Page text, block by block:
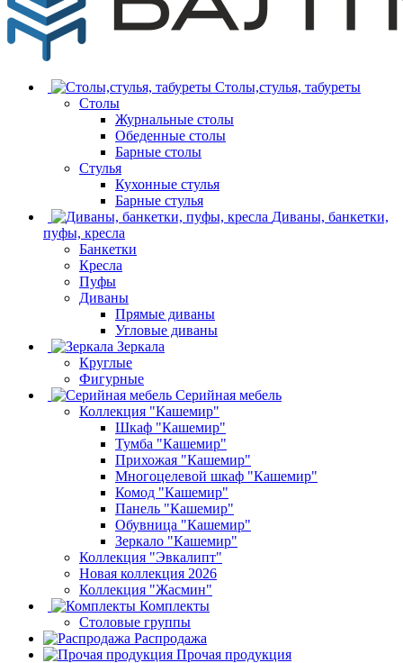
Столы,стулья, табуреты
Столы
Журнальные столы
Обеденные столы
Барные столы
Стулья
Кухонные стулья
Барные стулья
Диваны, банкетки,
пуфы, кресла
Банкетки
Кресла
Пуфы
Диваны
Прямые диваны
Угловые диваны
Зеркала
Круглые
Фигурные
Серийная мебель
Коллекция "Кашемир"
Шкаф "Кашемир"
Тумба "Кашемир"
Прихожая "Кашемир"
Многоцелевой шкаф "Кашемир"
Комод "Кашемир"
Панель "Кашемир"
Обувница "Кашемир"
Зеркало "Кашемир"
Коллекция "Эвкалипт"
Новая коллекция 2026
Коллекция "Жасмин"
Комплекты
Столовые группы
Распродажа
Прочая продукция